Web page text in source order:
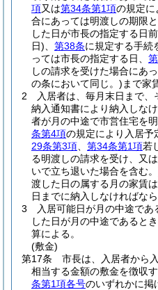
項又は第34条第1項の規定に
合にあっては明渡しの期限
した日が市長の指定する日
日)
第38条に規定する手続
っては市長の指定する日、
しの請求を受けた場合にあ
の条において同じ。) まで家
2
入居者は、毎月末日まで
納入通知書により納入しなけ
者が月の中途で市営住宅を
条第4項の規定により入居予
29条第3項
第34条第1項若
る明渡しの請求を受け、又は
いで立ち退いた場合を含む
渡した日の属する月の家賃
日までに納入しなければなら
3
入居可能日が月の中途で
した日が月の中途であると
算による。
(敷金)
第17条
市長は、入居者から
相当する金額の敷金を徴収す
条第1項各号のいずれかに掲